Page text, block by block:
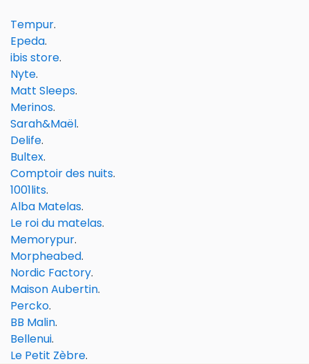
Tempur.
Epeda.
ibis store.
Nyte.
Matt Sleeps.
Merinos.
Sarah&Maël.
Delife.
Bultex.
Comptoir des nuits.
1001lits.
Alba Matelas.
Le roi du matelas.
Memorypur.
Morpheabed.
Nordic Factory.
Maison Aubertin.
Percko.
BB Malin.
Bellenui.
Le Petit Zèbre.